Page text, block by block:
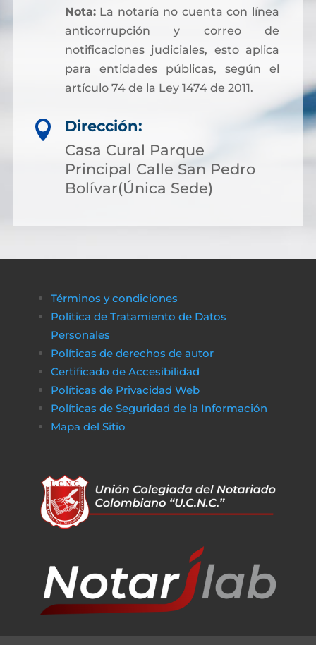
Nota:La notaría no cuenta con línea
anticorrupción y correo de
notificaciones judiciales, esto aplica
para entidades públicas, según el
artículo 74 de la Ley 1474 de 2011.

Dirección:
Casa Cural Parque
Principal Calle San Pedro
Bolívar(Única Sede)
Términos y condiciones
Política de Tratamiento de Datos
Personales
Políticas de derechos de autor
Certificado de Accesibilidad
Políticas de Privacidad Web
Políticas de Seguridad de la Información
Mapa del Sitio